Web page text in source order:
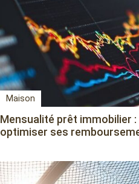
Maison
Mensualité prêt immobilier
optimiser ses